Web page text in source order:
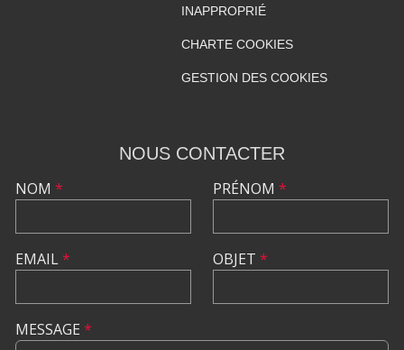
INAPPROPRIÉ
CHARTE COOKIES
GESTION DES COOKIES
NOUS CONTACTER
NOM *
EMAIL*
PRÉNOM *
OBJET *
MESSAGE *